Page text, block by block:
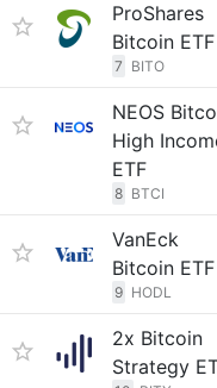
ProShares
Bitcoin ETF
7 BITO
NEOS
High
ETF
8 BTCI
VanEck
Bitcoin ETF
9 HODL
2x Bitcoin
Strategy